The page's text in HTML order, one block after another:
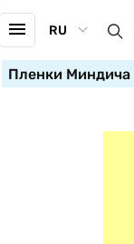
RU
Пленки Миндича